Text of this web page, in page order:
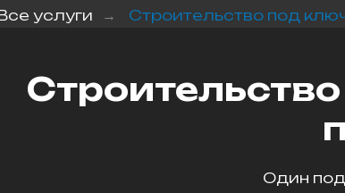
услуги → Строительство под
Один